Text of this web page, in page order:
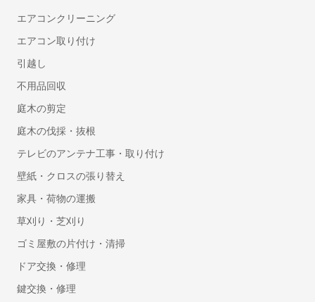
建設業向け電子契約システム
人事・労務
勤怠管理システム
労務管理システム
人事評価システム
タレントマネジメントシステム
給与前払いサービス
Web給与明細システム
人事管理システム
eラーニングシステム
Web面接(オンライン面接)ツール
マイナンバー管理システム
エアコンクリーニング
エアコン取り付け
引越し
不用品回収
庭木の剪定
庭木の伐採・抜根
テレビのアンテナ工事・取り付け
壁紙・クロスの張り替え
家具・荷物の運搬
草刈り・芝刈り
ゴミ屋敷の片付け・清掃
ドア交換・修理
鍵交換・修理